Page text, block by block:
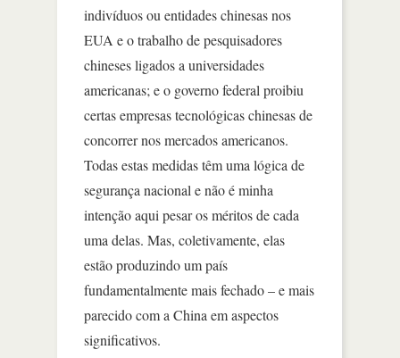
indivíduos ou entidades chinesas nos
EUA e o trabalho de pesquisadores
chineses ligados a universidades
americanas; e o governo federal proibiu
certas empresas tecnológicas chinesas de
concorrer nos mercados americanos.
Todas estas medidas têm uma lógica de
segurança nacional e não é minha
intenção aqui pesar os méritos de cada
uma delas. Mas, coletivamente, elas
estão produzindo um país
fundamentalmente mais fechado – e mais
parecido com a China em aspectos
significativos.